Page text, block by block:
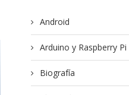
Android
Arduino y Raspberry Pi
Biografía